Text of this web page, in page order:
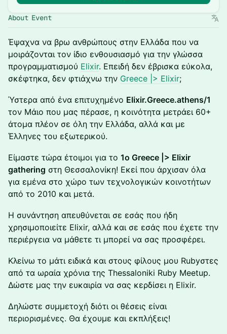
About Event
Έψαχνα να βρω ανθρώπους στην Ελλάδα που να
μοιράζονται τον ίδιο ενθουσιασμό για την γλώσσα
προγραμματισμού Elixir. Επειδή δεν έβρισκα εύκολα,
σκέφτηκα, δεν φτιάχνω την Greece |> Elixir;
Ύστερα από ένα επιτυχημένο Elixir.Greece.athens/1
τον Μάιο που μας πέρασε, η κοινότητα μετράει 60+
άτομα πλέον σε όλη την Ελλάδα, αλλά και με
Έλληνες του εξωτερικού.
Είμαστε τώρα έτοιμοι για το 1ο Greece |> Elixir
gathering στη Θεσσαλονίκη! Εκεί που άρχισαν όλα
για εμένα στο χώρο των τεχνολογικών κοινοτήτων
από το 2010 και μετά.
Η συνάντηση απευθύνεται σε εσάς που ήδη
χρησιμοποιείτε Elixir, αλλά και σε εσάς που έχετε την
περιέργεια να μάθετε τι μπορεί να σας προσφέρει.
Κλείνω το μάτι ειδικά και στους φίλους μου Rubyστες
από τα ωραία χρόνια της Thessaloniki Ruby Meetup.
Δώστε μας την ευκαιρία να σας κερδίσει η Elixir.
Δηλώστε συμμετοχή διότι οι θέσεις είναι
περιορισμένες. Θα έχουμε και εκπλήξεις!